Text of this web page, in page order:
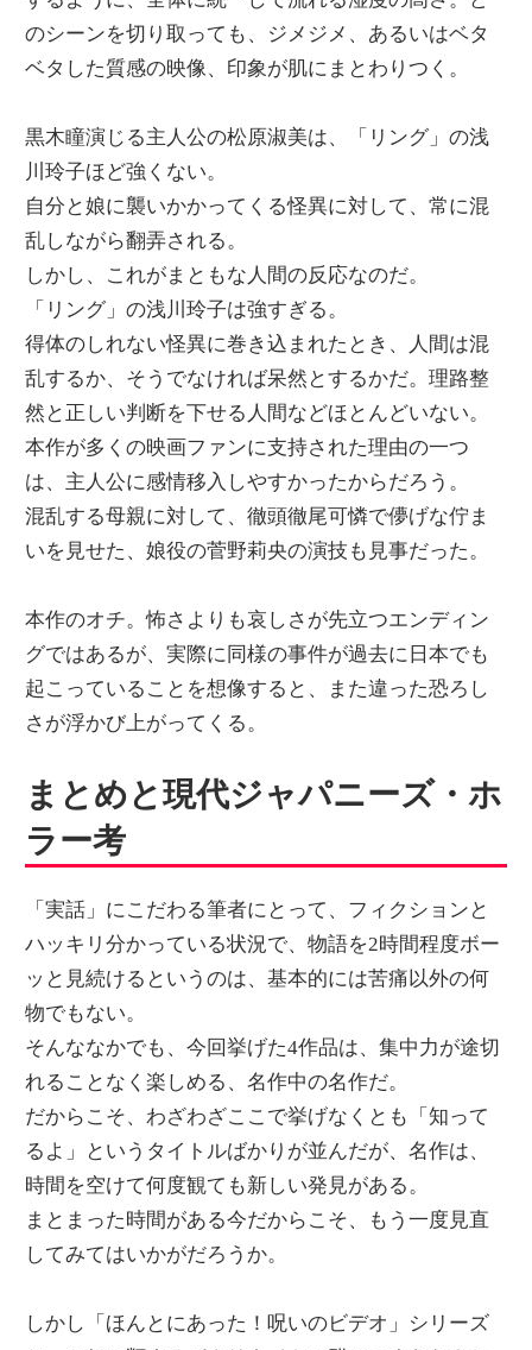
のシーンを切り取っても、ジメジメ、あるいはベタ
ベタした質感の映像、印象が肌にまとわりつく。
黒木瞳演じる主人公の松原淑美は、「リング」の浅
川玲子ほど強くない。
自分と娘に襲いかかってくる怪異に対して、常に混
乱しながら翻弄される。
しかし、これがまともな人間の反応なのだ。
「リング」の浅川玲子は強すぎる。
得体のしれない怪異に巻き込まれたとき、人間は混
乱するか、そうでなければ呆然とするかだ。理路整
然と正しい判断を下せる人間などほとんどいない。
本作が多くの映画ファンに支持された理由の一つ
は、主人公に感情移入しやすかったからだろう。
混乱する母親に対して、徹頭徹尾可憐で儚げな佇ま
いを見せた、娘役の菅野莉央の演技も見事だった。
本作のオチ。怖さよりも哀しさが先立つエンディン
グではあるが、実際に同様の事件が過去に日本でも
起こっていることを想像すると、また違った恐ろし
さが浮かび上がってくる。
まとめと現代ジャパニーズ・ホ
ラー考
「実話」にこだわる筆者にとって、フィクションと
ハッキリ分かっている状況で、物語を2時間程度ボー
ッと見続けるというのは、基本的には苦痛以外の何
物でもない。
そんななかでも、今回挙げた4作品は、集中力が途切
れることなく楽しめる、名作中の名作だ。
だからこそ、わざわざここで挙げなくとも「知って
るよ」というタイトルばかりが並んだが、名作は、
時間を空けて何度観ても新しい発見がある。
まとまった時間がある今だからこそ、もう一度見直
してみてはいかがだろうか。
しかし「ほんとにあった！呪いのビデオ」シリーズ